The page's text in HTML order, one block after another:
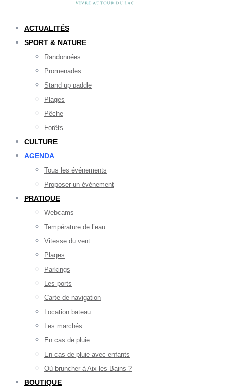
ACTUALITÉS
SPORT & NATURE
Randonnées
Promenades
Stand up paddle
Plages
Pêche
Forêts
CULTURE
AGENDA
Tous les événements
Proposer un événement
PRATIQUE
Webcams
Température de l’eau
Vitesse du vent
Plages
Parkings
Les ports
Carte de navigation
Location bateau
Les marchés
En cas de pluie
En cas de pluie avec enfants
Où bruncher à Aix-les-Bains ?
BOUTIQUE